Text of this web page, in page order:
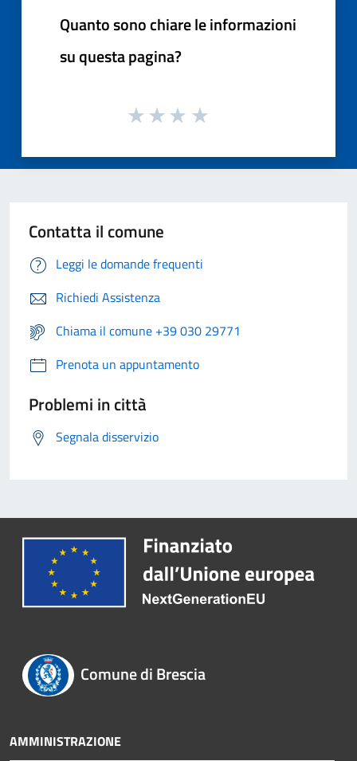
Quanto sono chiare le informazioni
su questa pagina?
Contatta il comune
Leggi le domande frequenti
Richiedi Assistenza
Chiama il comune +39 030 29771
Prenota un appuntamento
Problemi in città
Segnala disservizio
Comune di Brescia
AMMINISTRAZIONE